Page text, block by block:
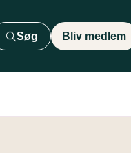
Søg Bliv medlem